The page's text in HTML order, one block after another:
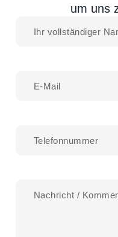
um uns